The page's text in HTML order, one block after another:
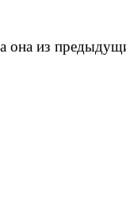
она из